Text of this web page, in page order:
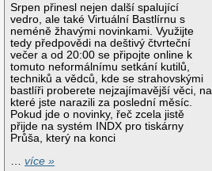
Srpen přinesl nejen další spalující
vedro, ale také Virtuální Bastlírnu s
neméně žhavými novinkami. Využijte
tedy předpovědi na deštivý čtvrteční
večer a od 20:00 se připojte online k
tomuto neformálnímu setkání kutilů,
techniků a vědců, kde se strahovskými
bastlíři proberete nejzajímavější věci, na
které jste narazili za poslední měsíc.
Pokud jde o novinky, řeč zcela jistě
přijde na systém INDX pro tiskárny
Průša, který na konci
…více »